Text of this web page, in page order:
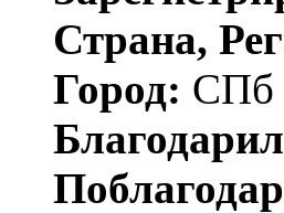
Страна,
Город: СПб